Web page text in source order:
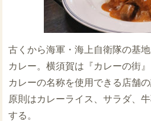
古くから海軍・海上自衛隊の基
カレー。横須賀は『カレーの街
カレーの名称を使用できる店舗
原則はカレーライス、サラダ、
する。